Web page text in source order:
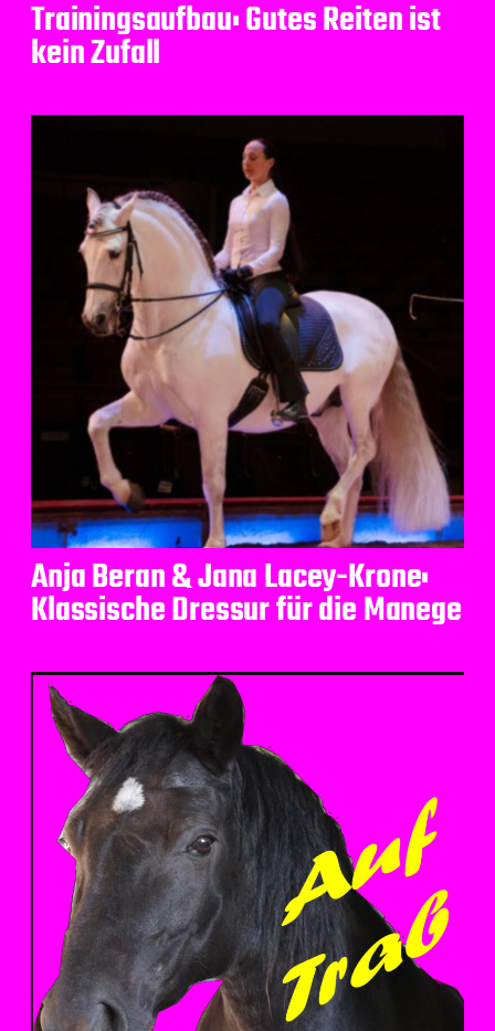
Trainingsaufbau: Gutes Reiten ist
kein Zufall
Anja Beran & Jana Lacey-Krone:
Klassische Dressur für die Manege